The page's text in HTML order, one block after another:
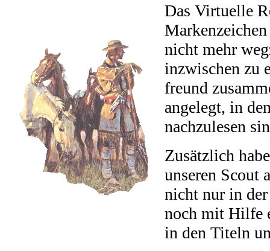
Das Virtuelle
nicht mehr
inzwischen zu
freund
angelegt, in
nachzulesen
Zusätzlich
unseren Scout
nicht nur in der
noch mit Hilfe
in den Titeln